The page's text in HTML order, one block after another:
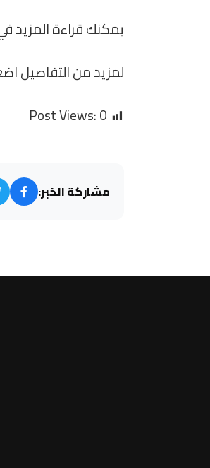
يمكنك قراءة المزيد
لمزيد من التفاصيل
Post Views:0
مشاركة الخبر: